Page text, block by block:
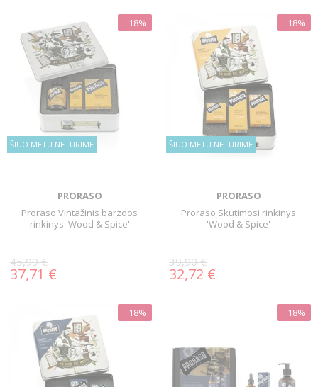
ŠIUO METU NETURIME
−18%
PRORASO
Proraso Vintažinis barzdos
rinkinys 'Wood & Spice'
45,99 €
37,71 €
ŠIUO METU NETURIME
−18%
PRORASO
Proraso Skutimosi rinkinys
'Wood & Spice'
39,90 €
32,72 €
−18% −18%